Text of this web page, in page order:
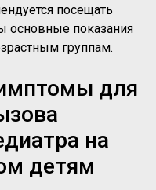
посещать
основные показания
группам.
для
на
детям